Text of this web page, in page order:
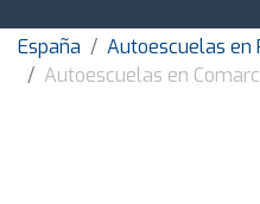
España
Autoescuelas en
Autoescuelas en